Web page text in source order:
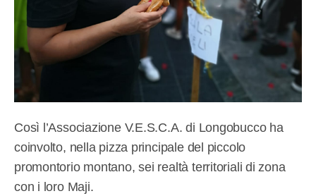
Così l’Associazione V.E.S.C.A. di Longobucco ha
coinvolto, nella pizza principale del piccolo
promontorio montano, sei realtà territoriali di zona
con i loro Maji.